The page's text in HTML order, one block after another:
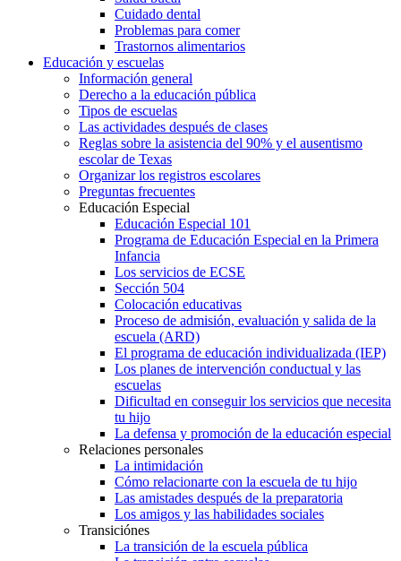
Cuidado dental
Problemas para comer
Trastornos alimentarios
Educación y escuelas
Información general
Derecho a la educación pública
Tipos de escuelas
Las actividades después de clases
Reglas sobre la asistencia del 90% y el ausentismo
escolar de Texas
Organizar los registros escolares
Preguntas frecuentes
Educación Especial
Educación Especial 101
Programa de Educación Especial en la Primera
Infancia
Los servicios de ECSE
Sección 504
Colocación educativas
Proceso de admisión, evaluación y salida de la
escuela (ARD)
El programa de educación individualizada (IEP)
Los planes de intervención conductual y las
escuelas
Dificultad en conseguir los servicios que necesita
tu hijo
La defensa y promoción de la educación especial
Relaciones personales
La intimidación
Cómo relacionarte con la escuela de tu hijo
Las amistades después de la preparatoria
Los amigos y las habilidades sociales
Transiciónes
La transición de la escuela pública